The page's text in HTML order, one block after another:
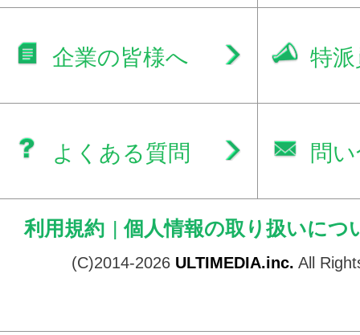
企業の皆様へ 特
よくある質問 問
利用規約 | 個人情報の取り扱いにつ
(C)2014-2026 ULTIMEDIA.inc. All